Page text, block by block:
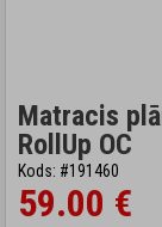
Matracis
RollUp OC
Kods: #191460
59.00 €